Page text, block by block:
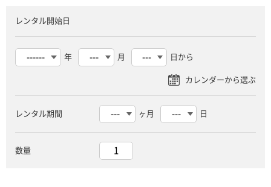
レンタル開始日
年 月 日から
レンタル期間 ヶ月 日
数量